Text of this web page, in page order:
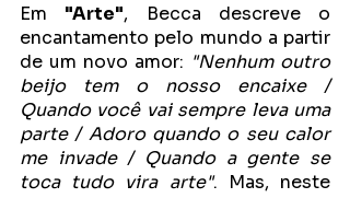
Em "Arte", Becca descreve o
encantamento pelo mundo a partir
de um novo amor: "Nenhum outro
beijo tem o nosso encaixe /
Quando você vai sempre leva uma
parte / Adoro quando o seu calor
me invade / Quando a gente se
toca tudo vira arte". Mas, neste